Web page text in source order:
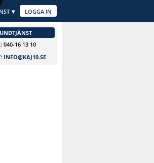
LOGGA IN
040-16 13 10
INFO@KAJ10.SE